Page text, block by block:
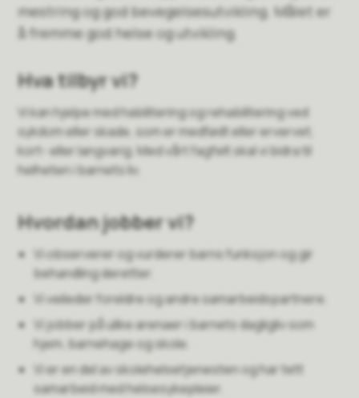
mestring og god bevegelsesutvikling. Målet er
å fremme god helse og utvikling.
Hva tilbyr vi?
Vi kan hjelpe med habilitering og rehabilitering ved
sykdom eller skade, som er medfødt eller ervervet,
kort- eller langvarig. Med vårt fagfelt skal vi bidra til
helheten i barnets liv.
Hvordan jobber vi?
Vi observerer og vurderer barns funksjon og gir
behandling deretter.
Vi veileder foreldre og andre samarbeidspartnere.
Vi jobber på ulike arenaer i barnets dagligliv som
hjem, barnehage og skole.
Vi er en del av skolehelsetjenesten og har tett
samarbeid med helsesykepleier.